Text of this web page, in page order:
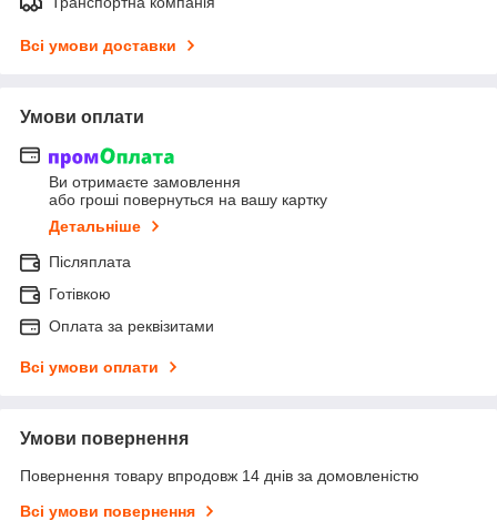
Всі умови доставки
Умови оплати
Ви отримаєте замовлення
або гроші повернуться на вашу картку
Детальніше
Післяплата
Готівкою
Оплата за реквізитами
Всі умови оплати
Умови повернення
Повернення товару впродовж 14 днів за домовленістю
Всі умови повернення